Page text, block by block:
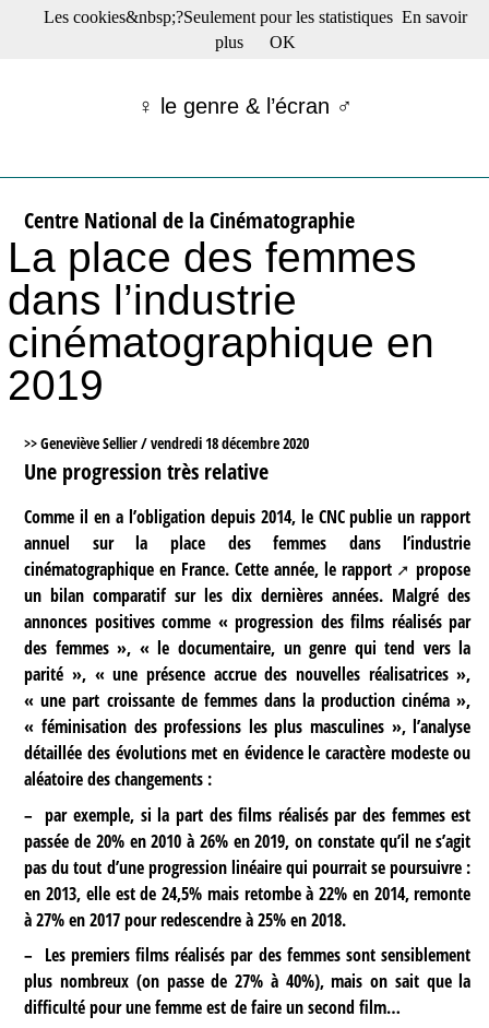
☰ Menu
Films récents
Tribunes
Bloc-notes
Archives
Actu : "La Nouvelle Vague"
S’abonner à la Lettre !
♀ le genre & l’écran ♂
Centre National de la Cinématographie
La place des femmes
dans l’industrie
cinématographique en
2019
>> Geneviève Sellier /vendredi 18 décembre 2020
Une progression très relative
Comme il en a l’obligation depuis 2014, le CNC publie un rapport
annuel sur la place des femmes dans l’industrie
cinématographique en France. Cette année, le rapport
propose
un bilan comparatif sur les dix dernières années. Malgré des
annonces positives comme « progression des films réalisés par
des femmes », « le documentaire, un genre qui tend vers la
parité », « une présence accrue des nouvelles réalisatrices »,
« une part croissante de femmes dans la production cinéma »,
« féminisation des professions les plus masculines », l’analyse
détaillée des évolutions met en évidence le caractère modeste ou
aléatoire des changements :
– par exemple, si la part des films réalisés par des femmes est
passée de 20% en 2010 à 26% en 2019, on constate qu’il ne s’agit
pas du tout d’une progression linéaire qui pourrait se poursuivre :
en 2013, elle est de 24,5% mais retombe à 22% en 2014, remonte
à 27% en 2017 pour redescendre à 25% en 2018.
– Les premiers films réalisés par des femmes sont sensiblement
plus nombreux (on passe de 27% à 40%), mais on sait que la
difficulté pour une femme est de faire un second film…
Les cookies&nbsp;?Seulement pour les statistiques En savoir
plus
OK